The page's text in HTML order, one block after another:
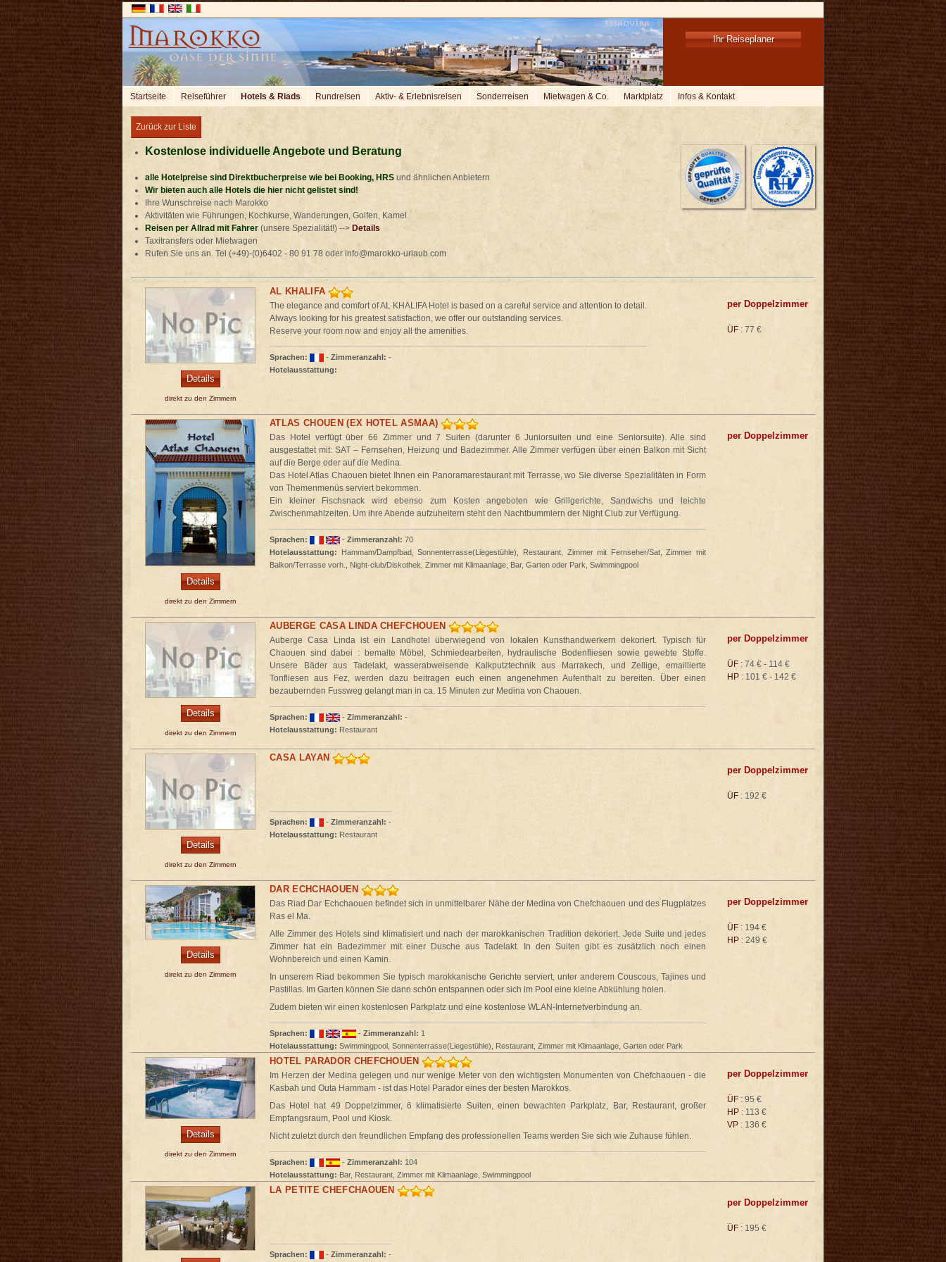
Ihr Reiseplaner
Startseite Reiseführer Hotels & Riads Rundreisen Aktiv- & Erlebnisreisen Sonderreisen Mietwagen & Co. Marktplatz Infos & Kontakt
Zurück zur Liste
Kostenlose individuelle Angebote und Beratung
alle Hotelpreise sind Direktbucherpreise wie bei Booking, HRS und ähnlichen Anbietern
Wir bieten auch alle Hotels die hier nicht gelistet sind!
Ihre Wunschreise nach Marokko
Aktivitäten wie Führungen, Kochkurse, Wanderungen, Golfen, Kamel..
Reisen per Allrad mit Fahrer (unsere Spezialität!) --> Details
Taxitransfers oder Mietwagen
Rufen Sie uns an. Tel (+49)-(0)6402 - 80 91 78 oder info@marokko-urlaub.com
Details
direkt zu den Zimmern
AL KHALIFA
The elegance and comfort of AL KHALIFA Hotel is based on a careful service and attention to detail.
Always looking for his greatest satisfaction, we offer our outstanding services.
Reserve your room now and enjoy all the amenities.
Sprachen: - Zimmeranzahl: -
Hotelausstattung:
per Doppelzimmer
ÜF : 77 €
Details
direkt zu den Zimmern
ATLAS CHOUEN (EX HOTEL ASMAA)
Das Hotel verfügt über 66 Zimmer und 7 Suiten (darunter 6 Juniorsuiten und eine Seniorsuite). Alle sind
ausgestattet mit: SAT – Fernsehen, Heizung und Badezimmer. Alle Zimmer verfügen über einen Balkon mit Sicht
auf die Berge oder auf die Medina.
Das Hotel Atlas Chaouen bietet Ihnen ein Panoramarestaurant mit Terrasse, wo Sie diverse Spezialitäten in Form
von Themenmenüs serviert bekommen.
Ein kleiner Fischsnack wird ebenso zum Kosten angeboten wie Grillgerichte, Sandwichs und leichte
Zwischenmahlzeiten. Um ihre Abende aufzuheitern steht den Nachtbummlern der Night Club zur Verfügung.
Sprachen: - Zimmeranzahl: 70
Hotelausstattung: Hammam/Dampfbad, Sonnenterrasse(Liegestühle), Restaurant, Zimmer mit Fernseher/Sat, Zimmer mit
Balkon/Terrasse vorh., Night-club/Diskothek, Zimmer mit Klimaanlage, Bar, Garten oder Park, Swimmingpool
per Doppelzimmer
Details
direkt zu den Zimmern
AUBERGE CASA LINDA CHEFCHOUEN
Auberge Casa Linda ist ein Landhotel überwiegend von lokalen Kunsthandwerkern dekoriert. Typisch für
Chaouen sind dabei : bemalte Möbel, Schmiedearbeiten, hydraulische Bodenfliesen sowie gewebte Stoffe.
Unsere Bäder aus Tadelakt, wasserabweisende Kalkputztechnik aus Marrakech, und Zellige, emaillierte
Tonfliesen aus Fez, werden dazu beitragen euch einen angenehmen Aufenthalt zu bereiten. Über einen
bezaubernden Fussweg gelangt man in ca. 15 Minuten zur Medina von Chaouen.
Sprachen: - Zimmeranzahl: -
Hotelausstattung: Restaurant
per Doppelzimmer
ÜF : 74 € - 114 €
HP : 101 € - 142 €
Details
direkt zu den Zimmern
CASA LAYAN
Sprachen: - Zimmeranzahl: -
Hotelausstattung: Restaurant
per Doppelzimmer
ÜF : 192 €
Details
direkt zu den Zimmern
DAR ECHCHAOUEN
Das Riad Dar Echchaouen befindet sich in unmittelbarer Nähe der Medina von Chefchaouen und des Flugplatzes
Ras el Ma.
Alle Zimmer des Hotels sind klimatisiert und nach der marokkanischen Tradition dekoriert. Jede Suite und jedes
Zimmer hat ein Badezimmer mit einer Dusche aus Tadelakt. In den Suiten gibt es zusätzlich noch einen
Wohnbereich und einen Kamin.
In unserem Riad bekommen Sie typisch marokkanische Gerichte serviert, unter anderem Couscous, Tajines und
Pastillas. Im Garten können Sie dann schön entspannen oder sich im Pool eine kleine Abkühlung holen.
Zudem bieten wir einen kostenlosen Parkplatz und eine kostenlose WLAN-Internetverbindung an.
Sprachen: - Zimmeranzahl: 1
Hotelausstattung: Swimmingpool, Sonnenterrasse(Liegestühle), Restaurant, Zimmer mit Klimaanlage, Garten oder Park
per Doppelzimmer
ÜF : 194 €
HP : 249 €
Details
direkt zu den Zimmern
HOTEL PARADOR CHEFCHOUEN
Im Herzen der Medina gelegen und nur wenige Meter von den wichtigsten Monumenten von Chefchaouen - die
Kasbah und Outa Hammam - ist das Hotel Parador eines der besten Marokkos.
Das Hotel hat 49 Doppelzimmer, 6 klimatisierte Suiten, einen bewachten Parkplatz, Bar, Restaurant, großer
Empfangsraum, Pool und Kiosk.
Nicht zuletzt durch den freundlichen Empfang des professionellen Teams werden Sie sich wie Zuhause fühlen.
Sprachen: - Zimmeranzahl: 104
Hotelausstattung: Bar, Restaurant, Zimmer mit Klimaanlage, Swimmingpool
per Doppelzimmer
ÜF : 95 €
HP : 113 €
VP : 136 €
LA PETITE CHEFCHAOUEN
Sprachen: - Zimmeranzahl: -
per Doppelzimmer
ÜF : 195 €